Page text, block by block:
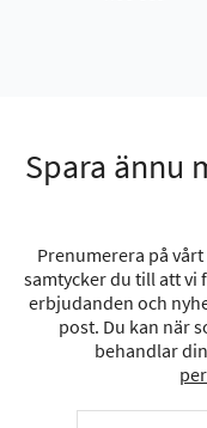
Spara ännu
Prenumerera på
samtycker du till att
erbjudanden och
post. Du kan när
behandlar